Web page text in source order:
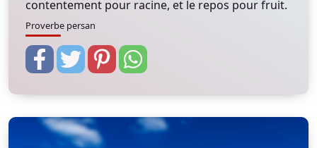
contentement pour racine, et le repos pour fruit.
Proverbe persan